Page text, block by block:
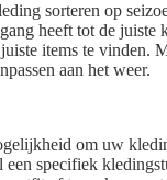
sorteren op
heeft tot de juiste
items te vinden.
aan het weer.
om uw
specifiek